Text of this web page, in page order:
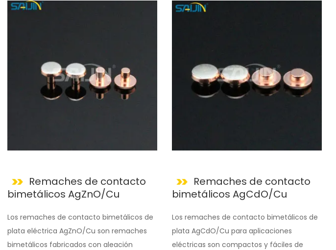
Remaches de contacto
bimetálicos AgZnO/Cu
Los remaches de contacto bimetálicos de
plata eléctrica AgZnO/Cu son remaches
bimetálicos fabricados con aleación
Remaches de contacto
bimetálicos AgCdO/Cu
Los remaches de contacto bimetálicos de
plata AgCdO/Cu para aplicaciones
eléctricas son compactos y fáciles de